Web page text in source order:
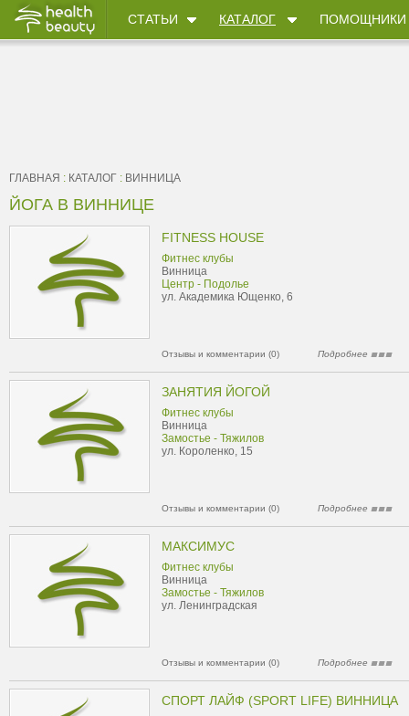
СТАТЬИ КАТАЛОГ ПОМОЩНИКИ
ГЛАВНАЯ : КАТАЛОГ : ВИННИЦА
ЙОГА В ВИННИЦЕ
FITNESS HOUSE
Фитнес клубы
Винница
Центр - Подолье
ул. Академика Ющенко, 6
Отзывы и комментарии (0) Подробнее
ЗАНЯТИЯ ЙОГОЙ
Фитнес клубы
Винница
Замостье - Тяжилов
ул. Короленко, 15
Отзывы и комментарии (0) Подробнее
МАКСИМУС
Фитнес клубы
Винница
Замостье - Тяжилов
ул. Ленинградская
Отзывы и комментарии (0) Подробнее
СПОРТ ЛАЙФ (SPORT LIFE) ВИННИЦА